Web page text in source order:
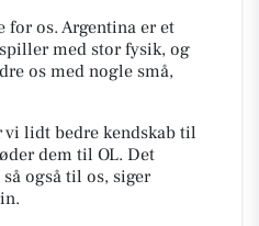
for os. Argentina er et
med stor fysik, og
os med nogle små,
vi lidt bedre kendskab til
dem til OL. Det
også til os, siger